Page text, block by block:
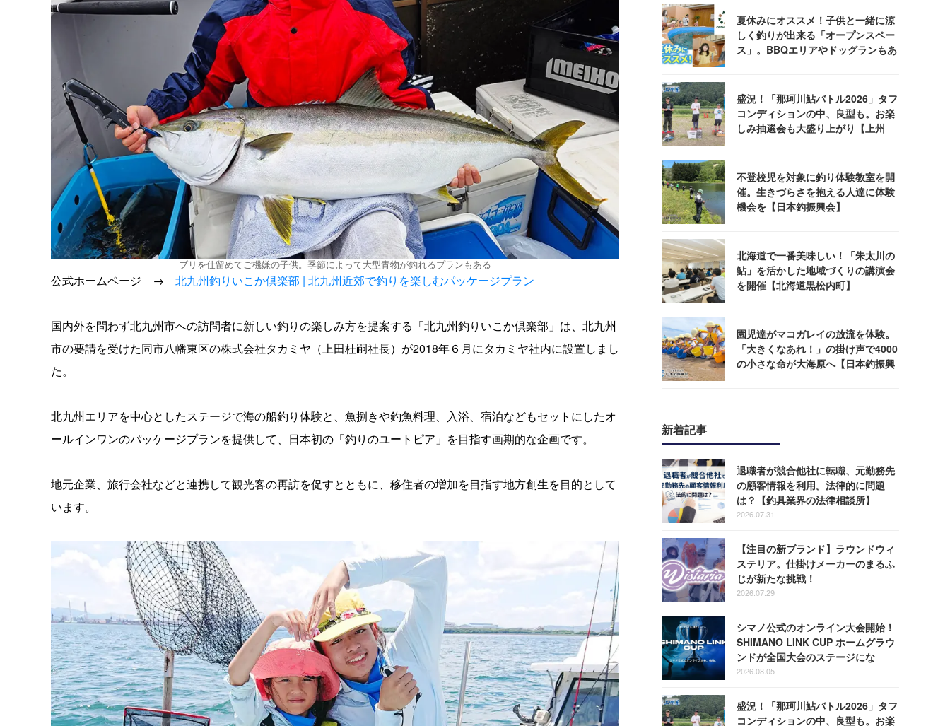
ブリを仕留めてご機嫌の子供。季節によって大型青物が釣れるプランもある
公式ホームページ → 北九州釣りいこか倶楽部 | 北九州近郊で釣りを楽しむパッケージプラン
国内外を問わず北九州市への訪問者に新しい釣りの楽しみ方を提案する「北九州釣りいこか倶楽部」は、北九州
市の要請を受けた同市八幡東区の株式会社タカミヤ（上田桂嗣社長）が2018年６月にタカミヤ社内に設置しまし
た。
北九州エリアを中心としたステージで海の船釣り体験と、魚捌きや釣魚料理、入浴、宿泊などもセットにしたオ
ールインワンのパッケージプランを提供して、日本初の「釣りのユートピア」を目指す画期的な企画です。
地元企業、旅行会社などと連携して観光客の再訪を促すとともに、移住者の増加を目指す地方創生を目的として
います。
夏休みにオススメ！子供と一緒に涼
しく釣りが出来る「オープンスペー
ス」。BBQエリアやドッグランもあ
盛況！「那珂川鮎バトル2026」タフ
コンディションの中、良型も。お楽
しみ抽選会も大盛り上がり【上州
不登校児を対象に釣り体験教室を開
催。生きづらさを抱える人達に体験
機会を【日本釣振興会】
北海道で一番美味しい！「朱太川の
鮎」を活かした地域づくりの講演会
を開催【北海道黒松内町】
園児達がマコガレイの放流を体験。
「大きくなあれ！」の掛け声で4000
の小さな命が大海原へ【日本釣振興
新着記事
退職者が競合他社に転職、元勤務先
の顧客情報を利用。法律的に問題
は？【釣具業界の法律相談所】
2026.07.31
【注目の新ブランド】ラウンドウィ
ステリア。仕掛けメーカーのまるふ
じが新たな挑戦！
2026.07.29
シマノ公式のオンライン大会開始！
SHIMANO LINK CUP ホームグラウ
ンドが全国大会のステージにな
る！
2026.08.05
盛況！「那珂川鮎バトル2026」タフ
コンディションの中、良型も。お楽